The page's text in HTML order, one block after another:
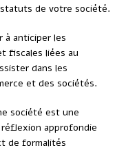
de votre société.
à anticiper les
fiscales liées au
dans les
et des sociétés.
société est une
approfondie
de formalités